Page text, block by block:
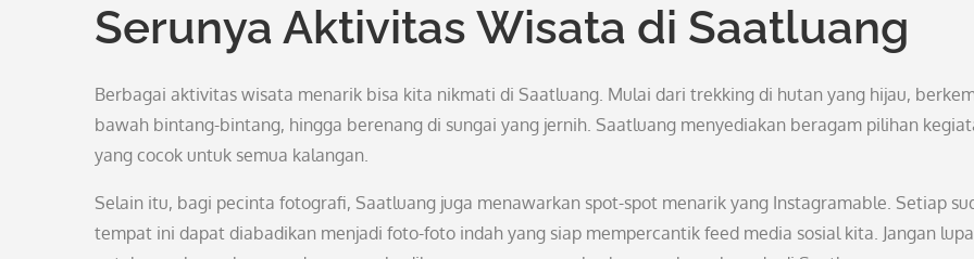
Serunya Aktivitas Wisata di Saatluang
Berbagai aktivitas wisata menarik bisa kita nikmati di Saatluang. Mulai dari trekking di hutan yang hijau,
bawah bintang-bintang, hingga berenang di sungai yang jernih. Saatluang menyediakan beragam pilihan
yang cocok untuk semua kalangan.
Selain itu, bagi pecinta fotografi, Saatluang juga menawarkan spot-spot menarik yang Instagramable. Setiap
tempat ini dapat diabadikan menjadi foto-foto indah yang siap mempercantik feed media sosial kita. Jangan lupa